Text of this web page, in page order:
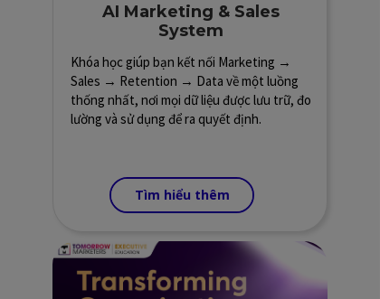
Khóa học giúp bạn kết nối Marketing →
Sales → Retention → Data về một luồng
thống nhất, nơi mọi dữ liệu được lưu trữ, đo
lường và sử dụng để ra quyết định.
AI Marketing & Sales
System
Tìm hiểu thêm